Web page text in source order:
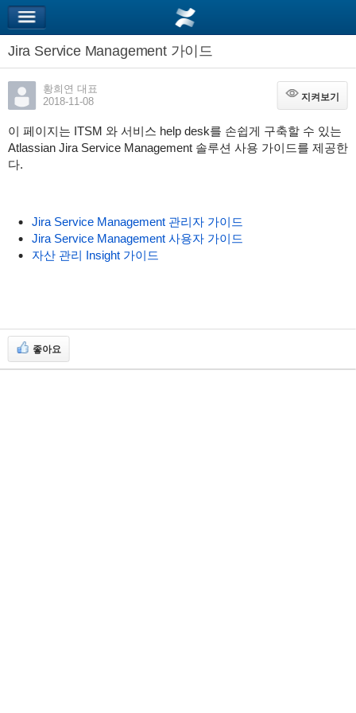
Jira Service Management 가이드
황희연 대표
2018-11-08
지켜보기
지켜보기
이 페이지는 ITSM 와 서비스 help desk를 손쉽게 구축할 수 있는
Atlassian Jira Service Management 솔루션 사용 가이드를 제공한
다.
Jira Service Management 관리자 가이드
Jira Service Management 사용자 가이드
자산 관리 Insight 가이드
좋아요